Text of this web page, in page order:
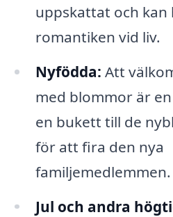
uppskattat och kan
romantiken vid liv.
Nyfödda: Att
med blommor är
en bukett till de
för att fira den nya
familjemedlemmen.
Jul och andra